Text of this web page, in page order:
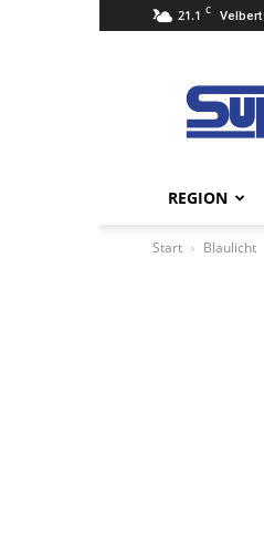
21.1 C Velbert
REGION
Start Blaulicht